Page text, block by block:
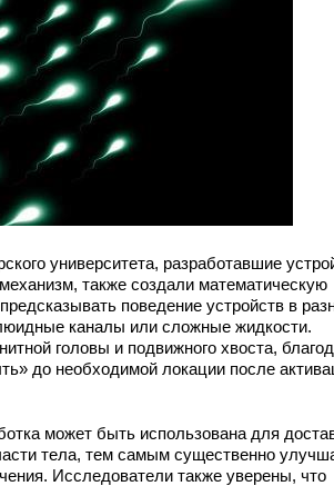
университета, разработавшие
также создали математическую
поведение устройств в
каналы или сложные жидкости.
головы и подвижного хвоста,
до необходимой локации после
может быть использована для
тела, тем самым существенно
Исследователи также уверены, что